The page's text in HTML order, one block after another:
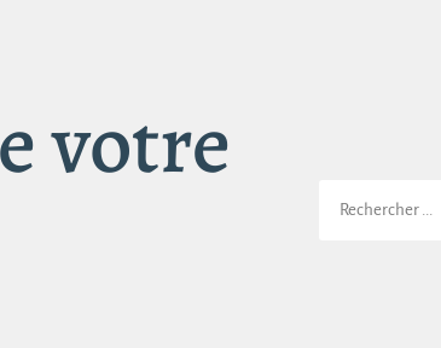
votre